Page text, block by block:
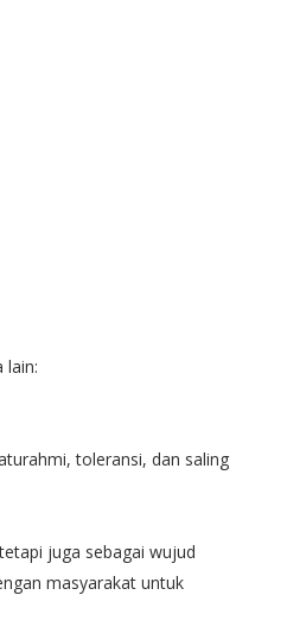
lain:
toleransi, dan saling
juga sebagai wujud
masyarakat untuk